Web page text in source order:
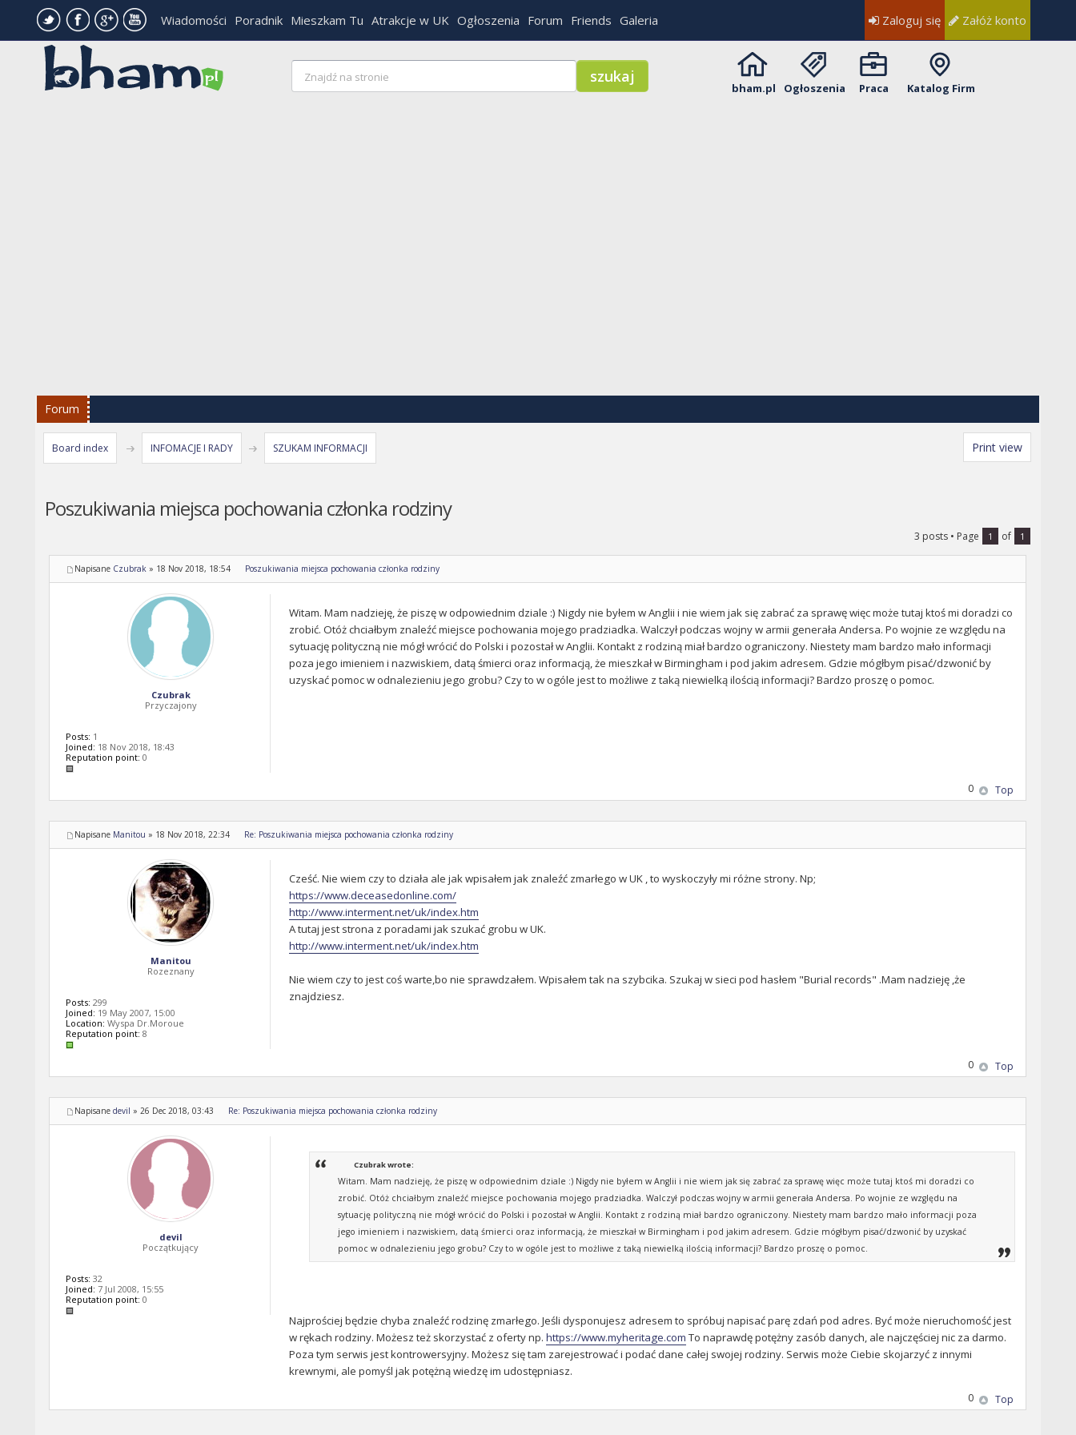
Wiadomości Poradnik Mieszkam Tu Atrakcje w UK Ogłoszenia Forum Friends Galeria Zaloguj się Załóż konto
bham.pl Ogłoszenia Praca Katalog Firm
Forum
Board index INFOMACJE I RADY SZUKAM INFORMACJI Print view
Poszukiwania miejsca pochowania członka rodziny
3 posts • Page 1 of 1
Napisane Czubrak » 18 Nov 2018, 18:54 Poszukiwania miejsca pochowania członka rodziny
Witam. Mam nadzieję, że piszę w odpowiednim dziale :) Nigdy nie byłem w Anglii i nie wiem jak się zabrać za sprawę więc może tutaj ktoś mi doradzi co
zrobić. Otóż chciałbym znaleźć miejsce pochowania mojego pradziadka. Walczył podczas wojny w armii generała Andersa. Po wojnie ze względu na
sytuację polityczną nie mógł wrócić do Polski i pozostał w Anglii. Kontakt z rodziną miał bardzo ograniczony. Niestety mam bardzo mało informacji
poza jego imieniem i nazwiskiem, datą śmierci oraz informacją, że mieszkał w Birmingham i pod jakim adresem. Gdzie mógłbym pisać/dzwonić by
uzyskać pomoc w odnalezieniu jego grobu? Czy to w ogóle jest to możliwe z taką niewielką ilością informacji? Bardzo proszę o pomoc.
Czubrak
Przyczajony
Posts: 1
Joined: 18 Nov 2018, 18:43
Reputation point: 0
Top
0
Napisane Manitou » 18 Nov 2018, 22:34 Re: Poszukiwania miejsca pochowania członka rodziny
Cześć. Nie wiem czy to działa ale jak wpisałem jak znaleźć zmarłego w UK , to wyskoczyły mi różne strony. Np;
https://www.deceasedonline.com/
http://www.interment.net/uk/index.htm
A tutaj jest strona z poradami jak szukać grobu w UK.
http://www.interment.net/uk/index.htm
Nie wiem czy to jest coś warte,bo nie sprawdzałem. Wpisałem tak na szybcika. Szukaj w sieci pod hasłem "Burial records" .Mam nadzieję ,że
znajdziesz.
Manitou
Rozeznany
Posts: 299
Joined: 19 May 2007, 15:00
Location: Wyspa Dr.Moroue
Reputation point: 8
Top
0
Napisane devil » 26 Dec 2018, 03:43 Re: Poszukiwania miejsca pochowania członka rodziny
Czubrak wrote:
Witam. Mam nadzieję, że piszę w odpowiednim dziale :) Nigdy nie byłem w Anglii i nie wiem jak się zabrać za sprawę więc może tutaj ktoś mi doradzi co
zrobić. Otóż chciałbym znaleźć miejsce pochowania mojego pradziadka. Walczył podczas wojny w armii generała Andersa. Po wojnie ze względu na
sytuację polityczną nie mógł wrócić do Polski i pozostał w Anglii. Kontakt z rodziną miał bardzo ograniczony. Niestety mam bardzo mało informacji poza
jego imieniem i nazwiskiem, datą śmierci oraz informacją, że mieszkał w Birmingham i pod jakim adresem. Gdzie mógłbym pisać/dzwonić by uzyskać
pomoc w odnalezieniu jego grobu? Czy to w ogóle jest to możliwe z taką niewielką ilością informacji? Bardzo proszę o pomoc.
Najprościej będzie chyba znaleźć rodzinę zmarłego. Jeśli dysponujesz adresem to spróbuj napisać parę zdań pod adres. Być może nieruchomość jest
w rękach rodziny. Możesz też skorzystać z oferty np. https://www.myheritage.com To naprawdę potężny zasób danych, ale najczęściej nic za darmo.
Poza tym serwis jest kontrowersyjny. Możesz się tam zarejestrować i podać dane całej swojej rodziny. Serwis może Ciebie skojarzyć z innymi
krewnymi, ale pomyśl jak potężną wiedzę im udostępniasz.
devil
Początkujący
Posts: 32
Joined: 7 Jul 2008, 15:55
Reputation point: 0
Top
0